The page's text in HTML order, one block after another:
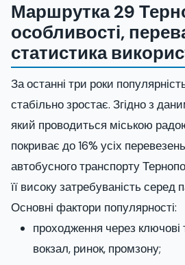
Маршрутка 29
особливості,
статистика
За останні три роки
стабільно зростає. Згідно з
який проводиться міською
покриває до 16% усіх
автобусного транспорту
її високу затребуваність серед
Основні фактори популярності:
проходження через ключові
вокзал, ринок, промзону;